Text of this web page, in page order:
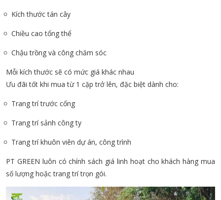
Kích thước tán cây
Chiều cao tổng thể
Chậu trồng và công chăm sóc
Mỗi kích thước sẽ có mức giá khác nhau
Ưu đãi tốt khi mua từ 1 cặp trở lên, đặc biệt dành cho:
Trang trí trước cổng
Trang trí sảnh công ty
Trang trí khuôn viên dự án, công trình
PT GREEN luôn có chính sách giá linh hoạt cho khách hàng mua
số lượng hoặc trang trí trọn gói.